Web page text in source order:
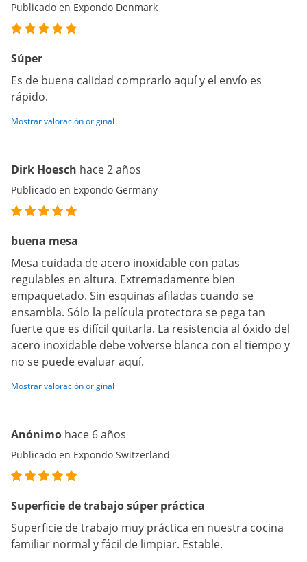
Publicado en Expondo Denmark
Súper
Es de buena calidad comprarlo aquí y el envío es
rápido.
Mostrar valoración original
Dirk Hoesch hace 2 años
Publicado en Expondo Germany
buena mesa
Mesa cuidada de acero inoxidable con patas
regulables en altura. Extremadamente bien
empaquetado. Sin esquinas afiladas cuando se
ensambla. Sólo la película protectora se pega tan
fuerte que es difícil quitarla. La resistencia al óxido del
acero inoxidable debe volverse blanca con el tiempo y
no se puede evaluar aquí.
Mostrar valoración original
Anónimo hace 6 años
Publicado en Expondo Switzerland
Superficie de trabajo súper práctica
Superficie de trabajo muy práctica en nuestra cocina
familiar normal y fácil de limpiar. Estable.